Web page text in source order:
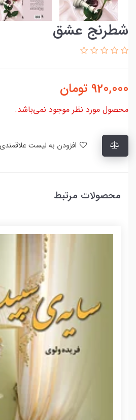
شطرنج عشق
920,000 تومان
محصول مورد نظر موجود نمی‌باشد.
محصولات مرتبط